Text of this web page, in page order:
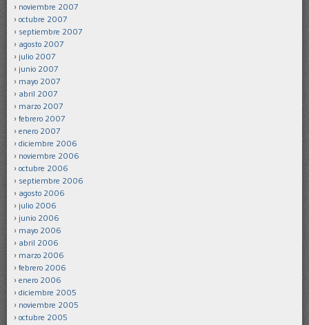
noviembre 2007
octubre 2007
septiembre 2007
agosto 2007
julio 2007
junio 2007
mayo 2007
abril 2007
marzo 2007
febrero 2007
enero 2007
diciembre 2006
noviembre 2006
octubre 2006
septiembre 2006
agosto 2006
julio 2006
junio 2006
mayo 2006
abril 2006
marzo 2006
febrero 2006
enero 2006
diciembre 2005
noviembre 2005
octubre 2005